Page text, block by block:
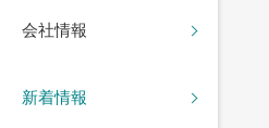
会社情報
新着情報